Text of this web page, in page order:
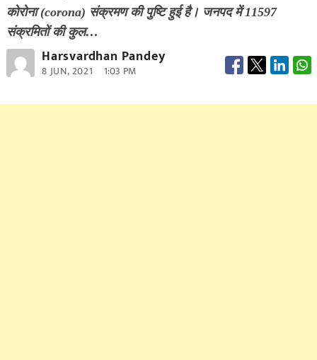
कोरोना (corona) संक्रमण की पुष्टि हुई है। जनपद में 11597
संक्रमितों की कुल…
Harsvardhan Pandey
8 JUN, 2021 1:03 PM